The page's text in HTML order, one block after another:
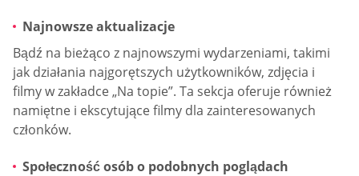
Najnowsze aktualizacje
Bądź na bieżąco z najnowszymi wydarzeniami, takimi
jak działania najgorętszych użytkowników, zdjęcia i
filmy w zakładce „Na topie”. Ta sekcja oferuje również
namiętne i ekscytujące filmy dla zainteresowanych
członków.
Społeczność osób o podobnych poglądach